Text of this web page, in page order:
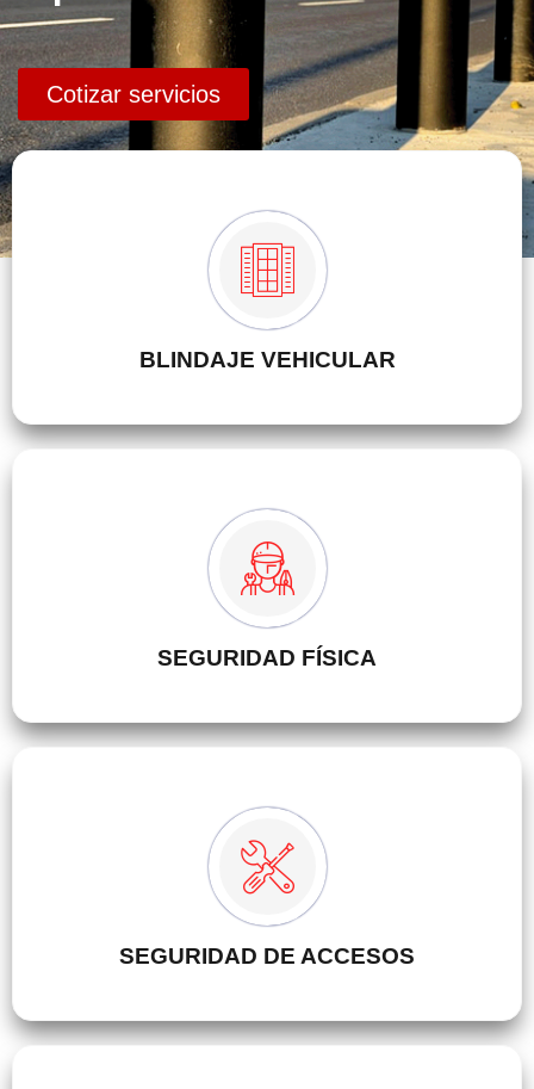
Cotizar servicios
BLINDAJE VEHICULAR
SEGURIDAD FÍSICA
SEGURIDAD DE ACCESOS